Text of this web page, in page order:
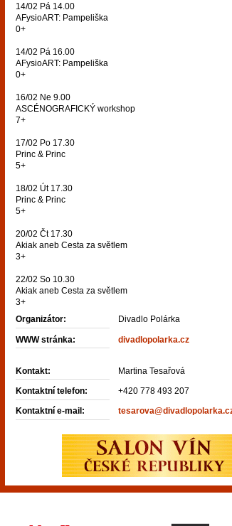
14/02 Pá 14.00
AFysioART: Pampeliška
0+
14/02 Pá 16.00
AFysioART: Pampeliška
0+
16/02 Ne 9.00
ASCÉNOGRAFICKÝ workshop
7+
17/02 Po 17.30
Princ & Princ
5+
18/02 Út 17.30
Princ & Princ
5+
20/02 Čt 17.30
Akiak aneb Cesta za světlem
3+
22/02 So 10.30
Akiak aneb Cesta za světlem
3+
Organizátor:
Divadlo Polárka
WWW stránka: divadlopolarka.cz
Kontakt: Martina Tesařová
Kontaktní telefon: +420 778 493 207
Kontaktní e-mail: